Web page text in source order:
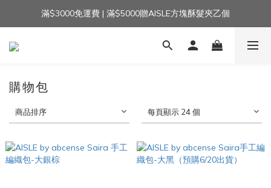
加入官方LINE｜領$100 👉
滿$3000免運費 | 滿$5000贈AISLE方塊酥髮夾乙個
加入官方LINE｜領$100 👉
購物包
商品排序 每頁顯示 24 個